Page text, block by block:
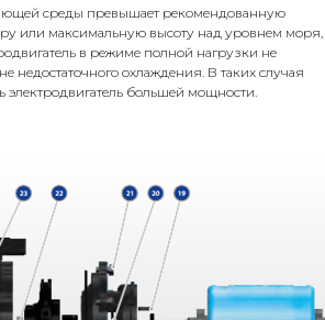
среды превышает рекомендованную
или максимальную высоту над уровнем моря,
в режиме полной нагрузки не
недостаточного охлаждения. В таких случая
электродвигатель большей мощности.